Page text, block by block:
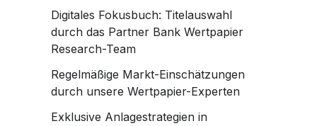
Digitales Fokusbuch: Titelauswahl
durch das Partner Bank Wertpapier
Research-Team
Regelmäßige Markt-Einschätzungen
durch unsere Wertpapier-Experten
Exklusive Anlagestrategien in